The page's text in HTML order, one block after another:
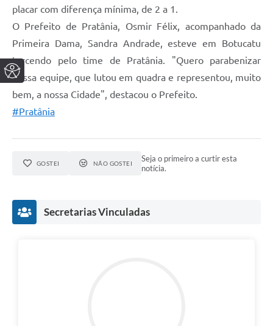
placar com diferença mínima, de 2 a 1.
O Prefeito de Pratânia, Osmir Félix, acompanhado da
Primeira Dama, Sandra Andrade, esteve em Botucatu
torcendo pelo time de Pratânia. "Quero parabenizar
nossa equipe, que lutou em quadra e representou, muito
bem, a nossa Cidade", destacou o Prefeito.
#Pratânia
GOSTEI NÃO GOSTEI
Seja o primeiro a curtir esta
notícia.
Secretarias Vinculadas